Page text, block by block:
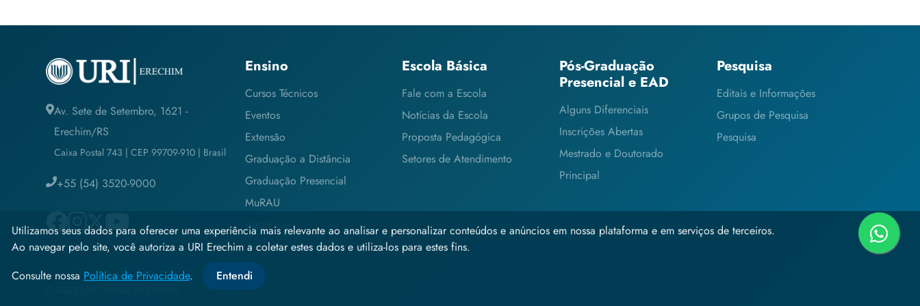
Av. Sete de Setembro, 1621 -
Erechim/RS
Caixa Postal 743 | CEP 99709-910 | Brasil
+55 (54) 3520-9000
Ensino
Cursos Técnicos
Eventos
Extensão
Graduação a Distância
Graduação Presencial
MuRAU
Vestibular
Escola Básica
Fale com a Escola
Notícias da Escola
Proposta Pedagógica
Setores de Atendimento
Pós-Graduação
Presencial e EAD
Alguns Diferenciais
Inscrições Abertas
Mestrado e Doutorado
Principal
Pesquisa
Editais e Informações
Grupos de Pesquisa
Pesquisa
Utilizamos seus dados para oferecer uma experiência mais relevante ao analisar e personalizar conteúdos e anúncios em nossa plataforma e em serviços de terceiros.
Ao navegar pelo site, você autoriza a URI Erechim a coletar estes dados e utiliza-los para estes fins.
Consulte nossa Política de Privacidade. Entendi